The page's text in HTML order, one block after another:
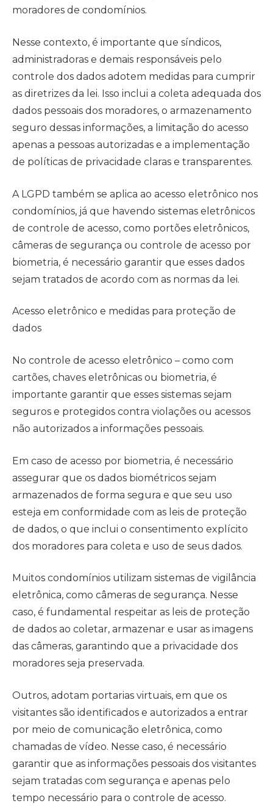
moradores de condomínios.
Nesse contexto, é importante que síndicos,
administradoras e demais responsáveis pelo
controle dos dados adotem medidas para cumprir
as diretrizes da lei. Isso inclui a coleta adequada dos
dados pessoais dos moradores, o armazenamento
seguro dessas informações, a limitação do acesso
apenas a pessoas autorizadas e a implementação
de políticas de privacidade claras e transparentes.
A LGPD também se aplica ao acesso eletrônico nos
condomínios, já que havendo sistemas eletrônicos
de controle de acesso, como portões eletrônicos,
câmeras de segurança ou controle de acesso por
biometria, é necessário garantir que esses dados
sejam tratados de acordo com as normas da lei.
Acesso eletrônico e medidas para proteção de
dados
No controle de acesso eletrônico – como com
cartões, chaves eletrônicas ou biometria, é
importante garantir que esses sistemas sejam
seguros e protegidos contra violações ou acessos
não autorizados a informações pessoais.
Em caso de acesso por biometria, é necessário
assegurar que os dados biométricos sejam
armazenados de forma segura e que seu uso
esteja em conformidade com as leis de proteção
de dados, o que inclui o consentimento explícito
dos moradores para coleta e uso de seus dados.
Muitos condomínios utilizam sistemas de vigilância
eletrônica, como câmeras de segurança. Nesse
caso, é fundamental respeitar as leis de proteção
de dados ao coletar, armazenar e usar as imagens
das câmeras, garantindo que a privacidade dos
moradores seja preservada.
Outros, adotam portarias virtuais, em que os
visitantes são identificados e autorizados a entrar
por meio de comunicação eletrônica, como
chamadas de vídeo. Nesse caso, é necessário
garantir que as informações pessoais dos visitantes
sejam tratadas com segurança e apenas pelo
tempo necessário para o controle de acesso.